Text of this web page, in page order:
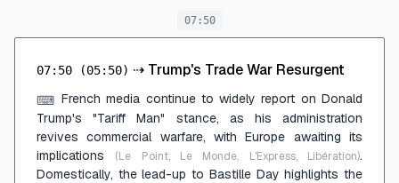
07:50
07:50 (05:50) ⇢ Trump's Trade War Resurgent
⌨ French media continue to widely report on Donald
Trump's "Tariff Man" stance, as his administration
revives commercial warfare, with Europe awaiting its
implications
(Le Point, Le Monde, L'Express, Libération).
Domestically, the lead-up to Bastille Day highlights the